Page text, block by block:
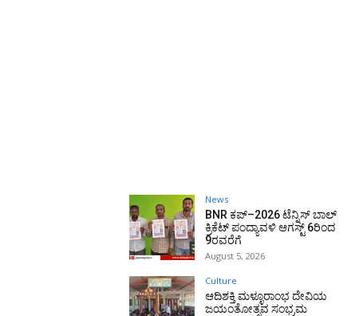
News
BNR ಕಪ್–2026 ಟೆನ್ನಿಸ್ ಬಾಲ್
ಕ್ರಿಕೆಟ್ ಪಂದ್ಯಾವಳಿ ಆಗಸ್ಟ್ 6ರಿಂದ
9ರವರೆಗೆ
August 5, 2026
Culture
ಆದಿಶಕ್ತಿ ಮಳ್ಳೂರಾಂಭ ದೇವಿಯ
ಜಯಂತೋತ್ಸವ ಸಂಭ್ರಮ